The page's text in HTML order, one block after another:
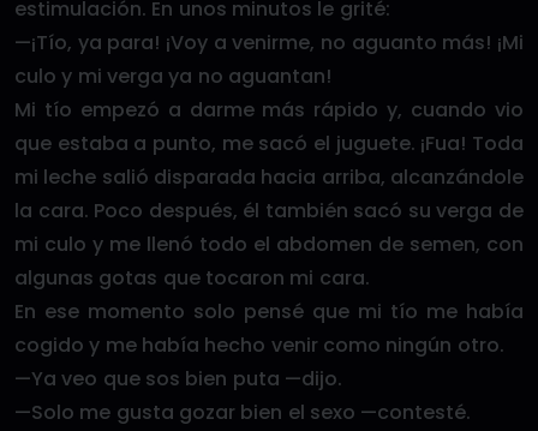
estimulación. En unos minutos le grité:
—¡Tío, ya para! ¡Voy a venirme, no aguanto más! ¡Mi
culo y mi verga ya no aguantan!
Mi tío empezó a darme más rápido y, cuando vio
que estaba a punto, me sacó el juguete. ¡Fua! Toda
mi leche salió disparada hacia arriba, alcanzándole
la cara. Poco después, él también sacó su verga de
mi culo y me llenó todo el abdomen de semen, con
algunas gotas que tocaron mi cara.
En ese momento solo pensé que mi tío me había
cogido y me había hecho venir como ningún otro.
—Ya veo que sos bien puta —dijo.
—Solo me gusta gozar bien el sexo —contesté.